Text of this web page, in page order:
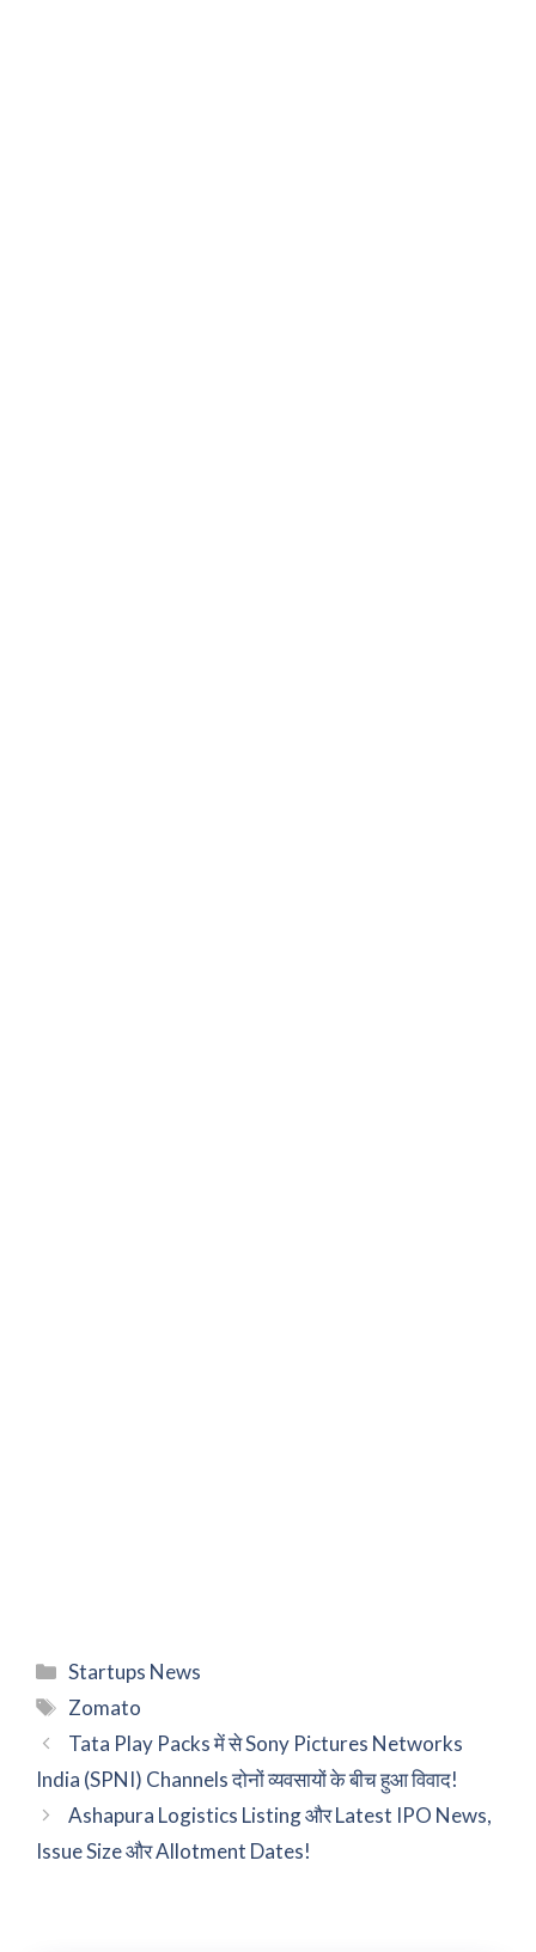
Categories
Startups News
Tags
Zomato
Tata Play Packs में से Sony Pictures Networks
India (SPNI) Channels दोनों व्यवसायों के बीच हुआ विवाद!
Ashapura Logistics Listing और Latest IPO News,
Issue Size और Allotment Dates!